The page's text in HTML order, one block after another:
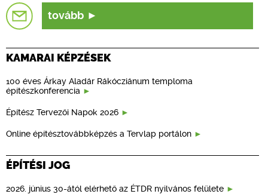
tovább
KAMARAI KÉPZÉSEK
100 éves Árkay Aladár Rákócziánum temploma
építészkonferencia
Építész Tervezői Napok 2026
Online építésztovábbképzés a Tervlap portálon
ÉPÍTÉSI JOG
2026. június 30-ától elérhető az ÉTDR nyilvános felülete